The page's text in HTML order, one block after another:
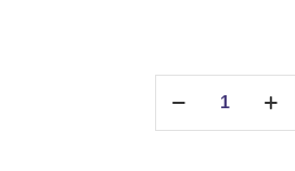
Personalizados
Bautizo